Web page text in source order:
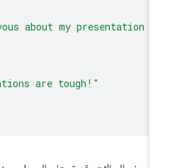
about my presentation
are tough!"